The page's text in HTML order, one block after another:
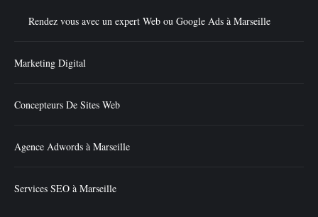
Rendez vous avec un expert Web ou Google Ads à Marseille
Marketing Digital
Concepteurs De Sites Web
Agence Adwords à Marseille
Services SEO à Marseille